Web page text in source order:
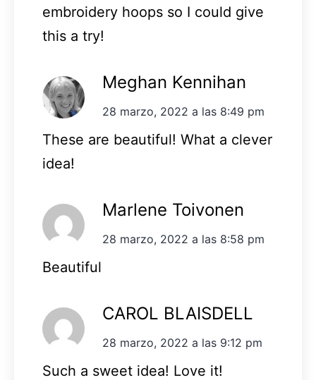
embroidery hoops so I could give
this a try!
Meghan Kennihan
28 marzo, 2022 a las 8:49 pm
These are beautiful! What a clever
idea!
Marlene Toivonen
28 marzo, 2022 a las 8:58 pm
Beautiful
CAROL BLAISDELL
28 marzo, 2022 a las 9:12 pm
Such a sweet idea! Love it!